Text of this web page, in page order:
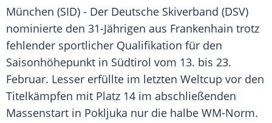
München (SID) - Der Deutsche Skiverband (DSV)
nominierte den 31-Jährigen aus Frankenhain trotz
fehlender sportlicher Qualifikation für den
Saisonhöhepunkt in Südtirol vom 13. bis 23.
Februar. Lesser erfüllte im letzten Weltcup vor den
Titelkämpfen mit Platz 14 im abschließenden
Massenstart in Pokljuka nur die halbe WM-Norm.